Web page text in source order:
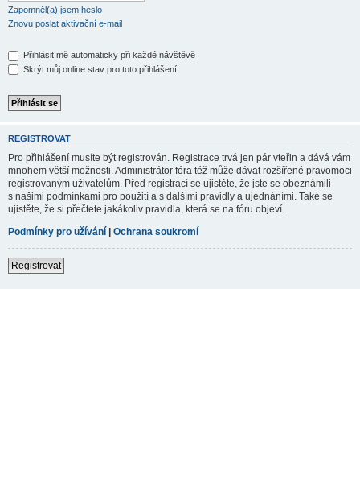
Zapomněl(a) jsem heslo
Znovu poslat aktivační e-mail
Přihlásit mě automaticky při každé návštěvě
Skrýt můj online stav pro toto přihlášení
REGISTROVAT
Pro přihlášení musíte být registrován. Registrace trvá jen pár vteřin a dává vám
mnohem větší možnosti. Administrátor fóra též může dávat rozšířené pravomoci
registrovaným uživatelům. Před registrací se ujistěte, že jste se obeznámili
s našimi podmínkami pro použití a s dalšími pravidly a ujednáními. Také se
ujistěte, že si přečtete jakákoliv pravidla, která se na fóru objeví.
Podmínky pro užívání | Ochrana soukromí
Registrovat